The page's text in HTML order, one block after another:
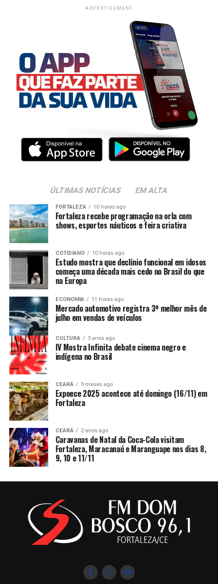
ADVERTISEMENT
ÚLTIMAS NOTÍCIAS EM ALTA
FORTALEZA 10 horas ago
Fortaleza recebe programação na orla com
shows, esportes náuticos e feira criativa
COTIDIANO 10 horas ago
Estudo mostra que declínio funcional em idosos
começa uma década mais cedo no Brasil do que
na Europa
ECONOMIA 11 horas ago
Mercado automotivo registra 3º melhor mês de
julho em vendas de veículos
CULTURA 3 anos ago
IV Mostra Infinita debate cinema negro e
indígena no Brasil
CEARÁ 9 meses ago
Expoece 2025 acontece até domingo (16/11) em
Fortaleza
CEARÁ 2 anos ago
Caravanas de Natal da Coca-Cola visitam
Fortaleza, Maracanaú e Maranguape nos dias 8,
9, 10 e 11/11